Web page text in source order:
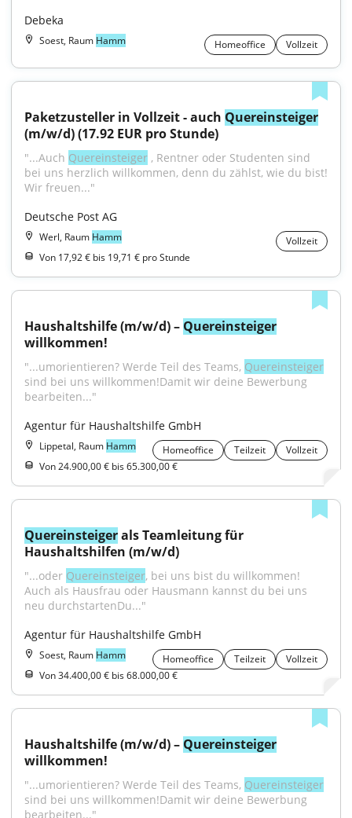
Debeka
Soest, Raum Hamm Homeoffice Vollzeit
Paketzusteller in Vollzeit - auch Quereinsteiger
(m/w/d) (17.92 EUR pro Stunde)
"...Auch Quereinsteiger , Rentner oder Studenten sind
bei uns herzlich willkommen, denn du zählst, wie du bist!
Wir freuen..."
Deutsche Post AG
Werl, Raum Hamm
Vollzeit
Von 17,92 € bis 19,71 € pro Stunde
Haushaltshilfe (m/w/d) – Quereinsteiger
willkommen!
"...umorientieren? Werde Teil des Teams, Quereinsteiger
sind bei uns willkommen!Damit wir deine Bewerbung
bearbeiten..."
Agentur für Haushaltshilfe GmbH
Lippetal, Raum Hamm Homeoffice Teilzeit
Vollzeit
Von 24.900,00 € bis 65.300,00 €
Quereinsteiger als Teamleitung für
Haushaltshilfen (m/w/d)
"...oder Quereinsteiger, bei uns bist du willkommen!
Auch als Hausfrau oder Hausmann kannst du bei uns
neu durchstartenDu..."
Agentur für Haushaltshilfe GmbH
Soest, Raum Hamm Homeoffice Teilzeit
Vollzeit
Von 34.400,00 € bis 68.000,00 €
Haushaltshilfe (m/w/d) – Quereinsteiger
willkommen!
"...umorientieren? Werde Teil des Teams, Quereinsteiger
sind bei uns willkommen!Damit wir deine Bewerbung
bearbeiten..."